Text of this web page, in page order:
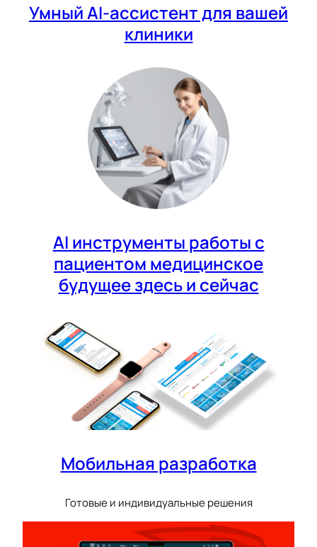
Умный AI-ассистент для вашей
клиники
AI инструменты работы с
пациентом медицинское
будущее здесь и сейчас
Мобильная разработка
Готовые и индивидуальные решения